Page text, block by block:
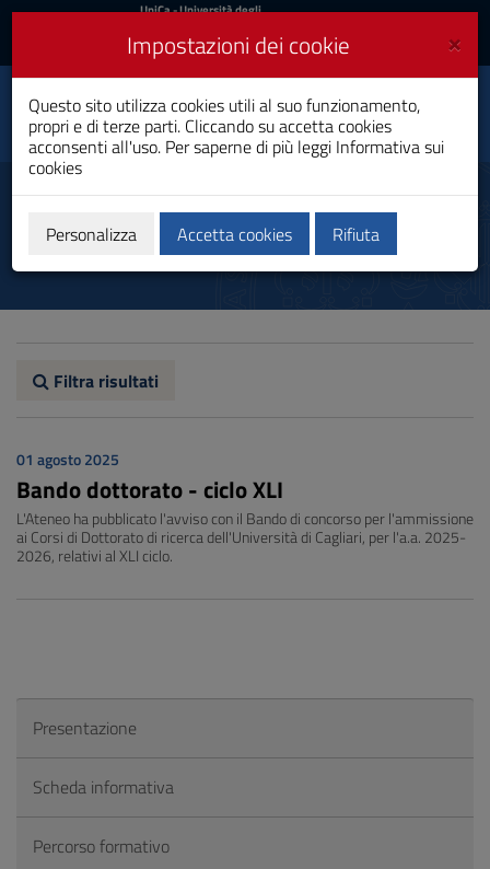
Vai
al
navigazione
sito
Footer
UniCa
Accedi
UniCa- Università degli
Accedi UniCA News
Toggle
navigation
Storia, Beni Culturali e
Studi Internazionali
Dottorato di Ricerca
Avvisi
Filtra risultati
01 agosto 2025
Bando dottorato - ciclo XLI
L'Ateneo ha pubblicato l'avviso con il Bando di concorso per l'ammissione
ai Corsi di Dottorato di ricerca dell'Università di Cagliari, per l'a.a. 2025-
2026, relativi al XLI ciclo.
Presentazione
Scheda informativa
Percorso formativo
×
Impostazioni dei cookie
Questo sito utilizza cookies utili al suo funzionamento,
propri e di terze parti. Cliccando su accetta cookies
acconsenti all'uso. Per saperne di più leggi Informativa sui
cookies
Personalizza Accetta cookies Rifiuta